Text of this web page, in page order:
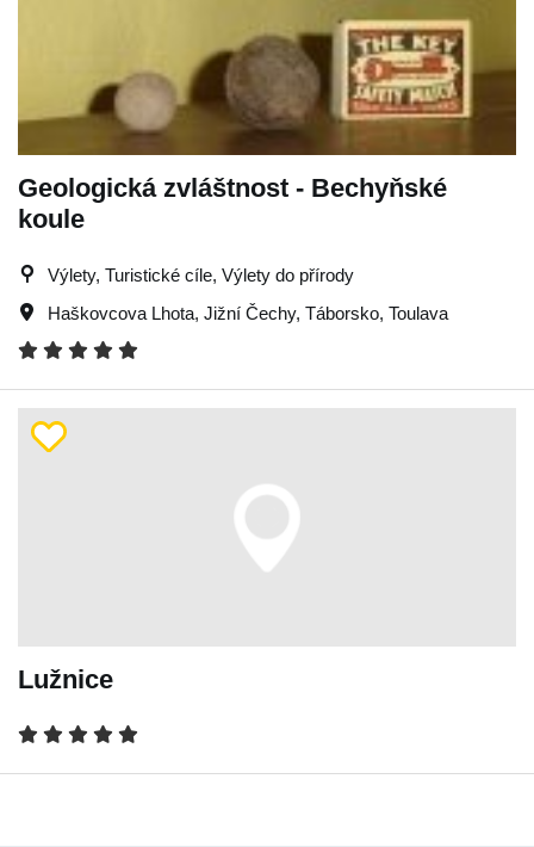
Geologická zvláštnost - Bechyňské
koule
Výlety, Turistické cíle, Výlety do přírody
Haškovcova Lhota, Jižní Čechy, Táborsko, Toulava
Lužnice